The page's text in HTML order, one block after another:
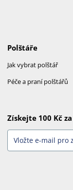
Polštáře
Jak vybrat polštář
Péče a praní polštářů
Získejte 100 Kč